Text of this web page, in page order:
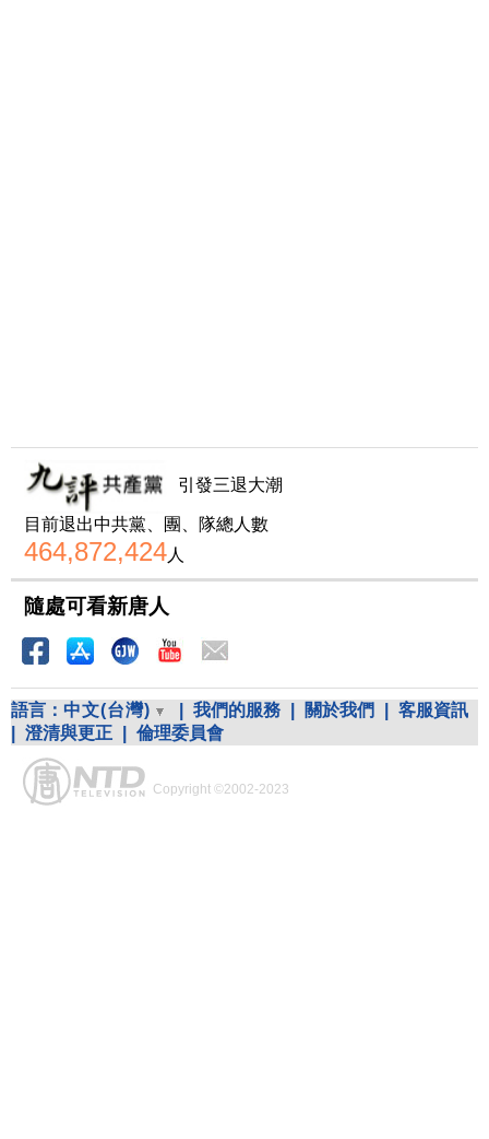
引發三退大潮
目前退出中共黨、團、隊總人數
464,872,424人
隨處可看新唐人
語言： 中文(台灣) 我們的服務 關於我們
客服資訊
澄清與更正 倫理委員會
Copyright ©2002-2023